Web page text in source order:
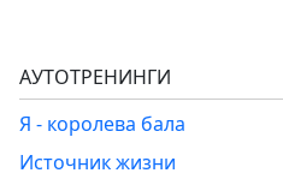
АУТОТРЕНИНГИ
Я - королева бала
Источник жизни